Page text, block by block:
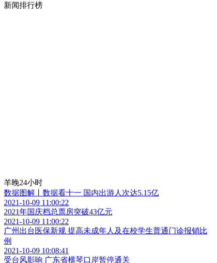
新闻排行榜
羊晚24小时
数据图解丨数据看十一 国内出游人次达5.15亿
2021-10-09 11:00:22
2021年国庆档总票房突破43亿元
2021-10-09 11:00:22
广州出台医保新规 提高未成年人及在校学生普通门诊报销比
例
2021-10-09 10:08:41
受台风影响 广东省横琴口岸暂停通关